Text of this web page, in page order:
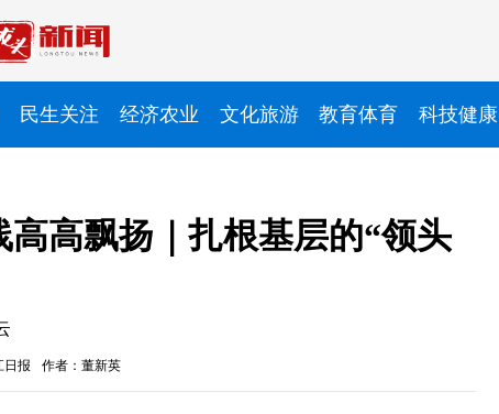
民生关注 经济农业 文化旅游 教育体育 科技健康
高高飘扬｜扎根基层的“领头
日报 作者：董新英